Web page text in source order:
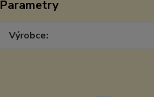
Parametry
Výrobce